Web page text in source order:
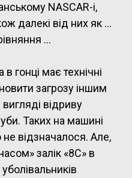
NASCAR-і,
далекі від них як …
…
гонці має технічні
загрозу іншим
відриву
Таких на машині
відзначалося. Але,
залік «8С» в